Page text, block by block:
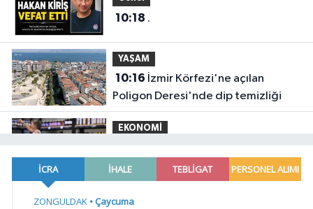
10:18 .
YAŞAM
10:16
Poligon Deresi'nde dip temizliği
EKONOMİ
kooperatiflerinden yerel ekonomiye
katkı